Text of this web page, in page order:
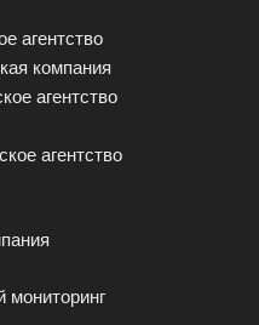
агентство
компания
агентство
агентство